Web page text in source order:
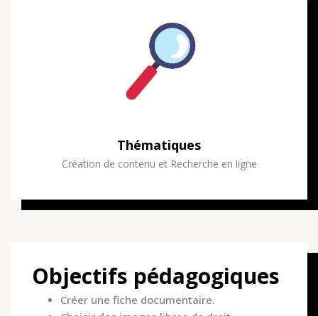
Thématiques
Création de contenu et Recherche en ligne
Objectifs pédagogiques
Créer une fiche documentaire.